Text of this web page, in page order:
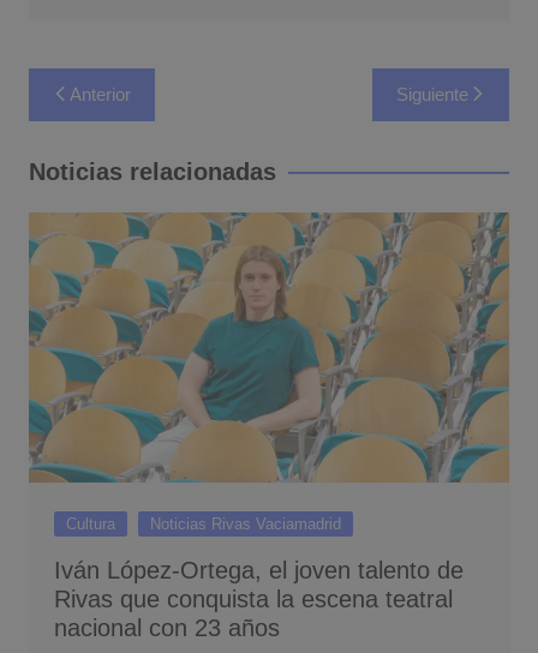
Navegación
de
entradas
Anterior Siguiente
Noticias relacionadas
Cultura Noticias Rivas Vaciamadrid
Iván López-Ortega, el joven talento de
Rivas que conquista la escena teatral
nacional con 23 años